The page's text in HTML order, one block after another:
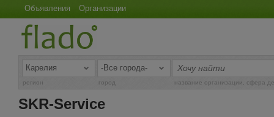
Объявления Организации
регион город название организации, сфера
SKR-Service